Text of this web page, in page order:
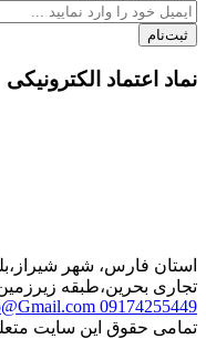
ثبت‌نام
نماد اعتماد الکترونیکی
استان فارس، شهر
تجاری بحرین،طبقه
09174255449
تمامی حقوق این سایت